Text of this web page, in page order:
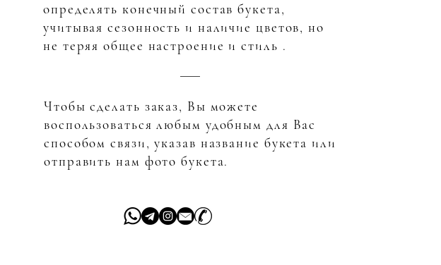
определять конечный состав букета,
учитывая сезонность и наличие цветов, но
не теряя общее настроение и стиль .
Чтобы сделать заказ, Вы можете
воспользоваться любым удобным для Вас
способом связи, указав название букета или
отправить нам фото букета.